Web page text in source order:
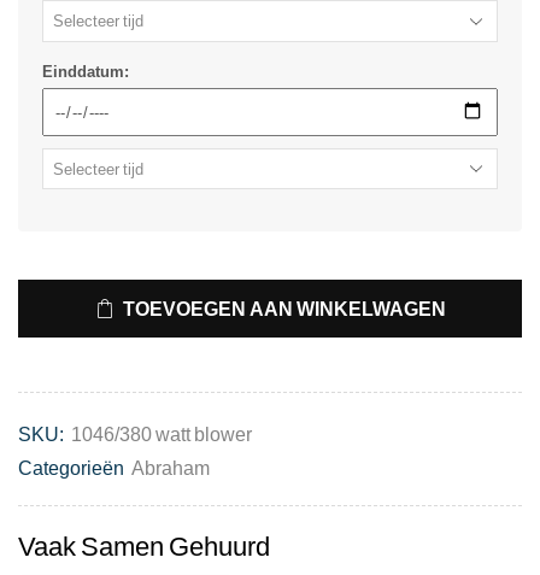
Einddatum:
TOEVOEGEN AAN WINKELWAGEN
SKU: 1046/380 watt blower
Categorieën Abraham
Vaak Samen Gehuurd